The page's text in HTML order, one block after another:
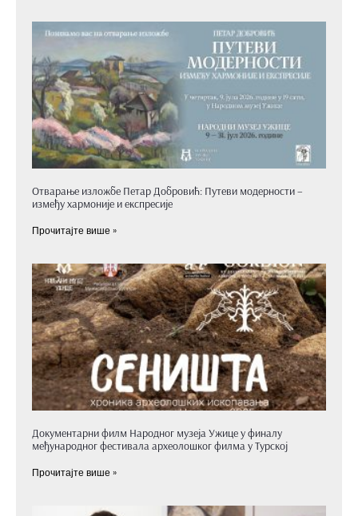
Отварање изложбе Петар Добровић: Путеви модерности –
између хармоније и експресије
Прочитајте више »
Документарни филм Народног музеја Ужице у финалу
међународног фестивала археолошког филма у Турској
Прочитајте више »